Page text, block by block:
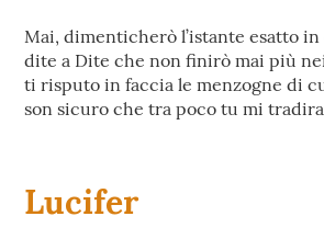
Mai, dimenticherò l’istante esatto
dite a Dite che non finirò mai più
ti risputo in faccia le menzogne di
son sicuro che tra poco tu mi
Lucifer